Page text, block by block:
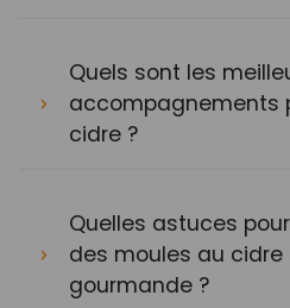
Quels sont les
accompagnements
cidre ?
Quelles astuces
des moules au cidre
gourmande ?